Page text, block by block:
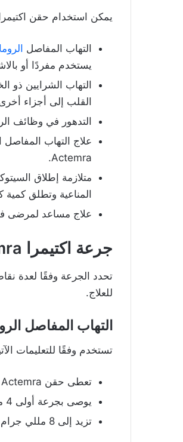
يمكن استخدام حقن اكتيمرا Actemra لعلاج الأمراض الآتية:
التهاب المفاصل
يستخدم مفردًا أو
القلب إلى أجزاء
التدهور في وظائف
Actemra.
المناعية وتطلق
علاج مساعد لمرضى
جرعة اكتيمرا Actemra
تحدد الجرعة وفقًا لعدة
للعلاج.
التهاب المفاصل
تستخدم وفقًا للتعليمات
تعطى حقن Actemra بالحقن البطيء في الوريد مدة ساعة تقريبًا.
يوصى بجرعة أولى 4 مللي جرام لكل كيلو جرام كل 4 أسابيع.
تزيد إلى 8 مللي جرام لكل كيلو جرام كل 4 أسابيع جرعة ثانية.